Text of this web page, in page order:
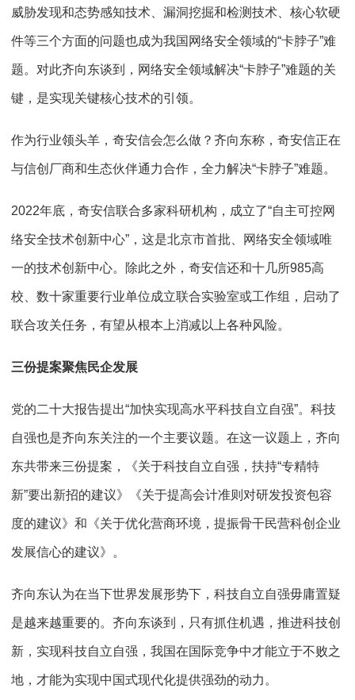
威胁发现和态势感知技术、漏洞挖掘和检测技术、核心软硬
件等三个方面的问题也成为我国网络安全领域的“卡脖子”难
题。对此齐向东谈到，网络安全领域解决“卡脖子”难题的关
键，是实现关键核心技术的引领。
作为行业领头羊，奇安信会怎么做？齐向东称，奇安信正在
与信创厂商和生态伙伴通力合作，全力解决“卡脖子”难题。
2022年底，奇安信联合多家科研机构，成立了“自主可控网
络安全技术创新中心”，这是北京市首批、网络安全领域唯
一的技术创新中心。除此之外，奇安信还和十几所985高
校、数十家重要行业单位成立联合实验室或工作组，启动了
联合攻关任务，有望从根本上消减以上各种风险。
三份提案聚焦民企发展
党的二十大报告提出“加快实现高水平科技自立自强”。科技
自强也是齐向东关注的一个主要议题。在这一议题上，齐向
东共带来三份提案，《关于科技自立自强，扶持“专精特
新”要出新招的建议》《关于提高会计准则对研发投资包容
度的建议》和《关于优化营商环境，提振骨干民营科创企业
发展信心的建议》。
齐向东认为在当下世界发展形势下，科技自立自强毋庸置疑
是越来越重要的。齐向东谈到，只有抓住机遇，推进科技创
新，实现科技自立自强，我国在国际竞争中才能立于不败之
地，才能为实现中国式现代化提供强劲的动力。